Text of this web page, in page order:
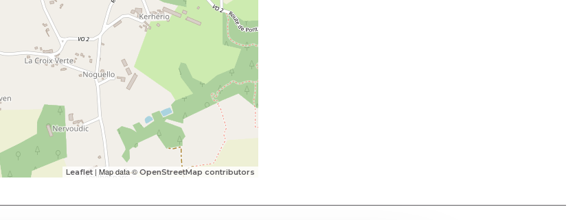
Leaflet | Map data ©OpenStreetMap contributors